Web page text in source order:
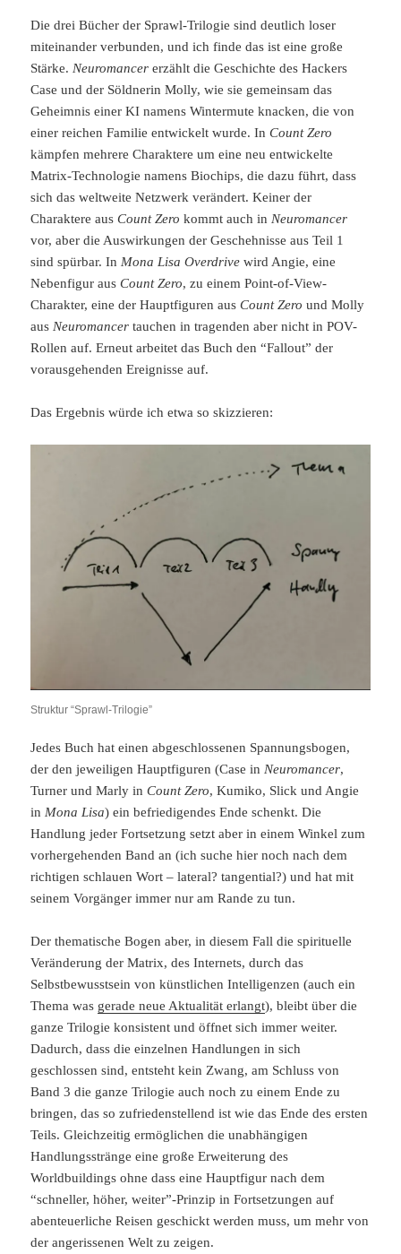
Die drei Bücher der Sprawl-Trilogie sind deutlich loser
miteinander verbunden, und ich finde das ist eine große
Stärke. Neuromancer erzählt die Geschichte des Hackers
Case und der Söldnerin Molly, wie sie gemeinsam das
Geheimnis einer KI namens Wintermute knacken, die von
einer reichen Familie entwickelt wurde. InCount Zero
kämpfen mehrere Charaktere um eine neu entwickelte
Matrix-Technologie namens Biochips, die dazu führt, dass
sich das weltweite Netzwerk verändert. Keiner der
Charaktere ausCount Zero kommt auch in Neuromancer
vor, aber die Auswirkungen der Geschehnisse aus Teil 1
sind spürbar. In Mona Lisa Overdrive wird Angie, eine
Nebenfigur ausCount Zero, zu einem Point-of-View-
Charakter, eine der Hauptfiguren ausCount Zero und Molly
aus Neuromancer tauchen in tragenden aber nicht in POV-
Rollen auf. Erneut arbeitet das Buch den “Fallout” der
vorausgehenden Ereignisse auf.
Das Ergebnis würde ich etwa so skizzieren:
Struktur “Sprawl-Trilogie”
Jedes Buch hat einen abgeschlossenen Spannungsbogen,
der den jeweiligen Hauptfiguren (Case inNeuromancer,
Turner und Marly inCount Zero, Kumiko, Slick und Angie
inMona Lisa) ein befriedigendes Ende schenkt. Die
Handlung jeder Fortsetzung setzt aber in einem Winkel zum
vorhergehenden Band an (ich suche hier noch nach dem
richtigen schlauen Wort – lateral? tangential?) und hat mit
seinem Vorgänger immer nur am Rande zu tun.
Der thematische Bogen aber, in diesem Fall die spirituelle
Veränderung der Matrix, des Internets, durch das
Selbstbewusstsein von künstlichen Intelligenzen (auch ein
Thema was gerade neue Aktualität erlangt), bleibt über die
ganze Trilogie konsistent und öffnet sich immer weiter.
Dadurch, dass die einzelnen Handlungen in sich
geschlossen sind, entsteht kein Zwang, am Schluss von
Band 3 die ganze Trilogie auch noch zu einem Ende zu
bringen, das so zufriedenstellend ist wie das Ende des ersten
Teils. Gleichzeitig ermöglichen die unabhängigen
Handlungsstränge eine große Erweiterung des
Worldbuildings ohne dass eine Hauptfigur nach dem
“schneller, höher, weiter”-Prinzip in Fortsetzungen auf
abenteuerliche Reisen geschickt werden muss, um mehr von
der angerissenen Welt zu zeigen.